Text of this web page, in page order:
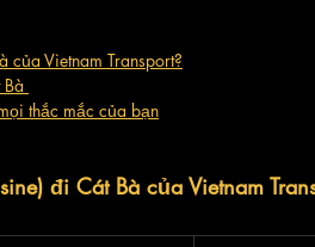
của Vietnam Transport?
thắc mắc của bạn
đi Cát Bà của Vietnam